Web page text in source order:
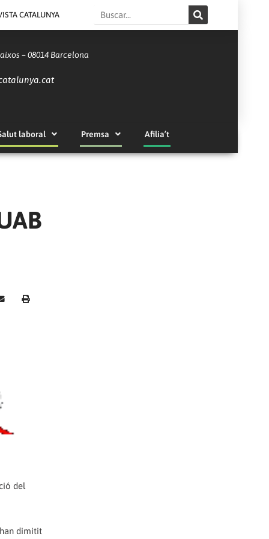
CATALUNYA Search
– 08014 Barcelona
laboral Premsa Afilia’t
del
dimitit